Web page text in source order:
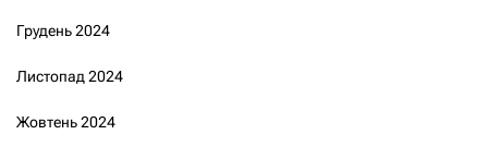
Грудень 2024
Листопад 2024
Жовтень 2024